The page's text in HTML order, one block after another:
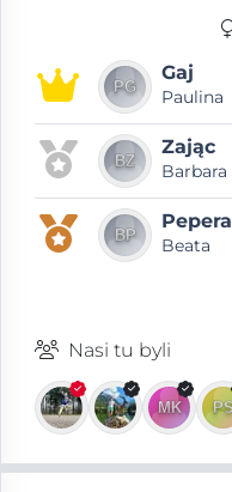
Gaj
Paulina
Zając
Barbara
Pepera
Beata
Nasi tu byli